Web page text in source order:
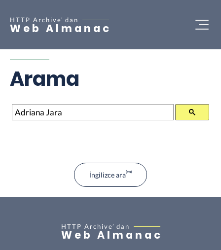
HTTP Archive’ dan
Web Almanac
Arama
Arama
İngilizce ara
HTTP Archive’ dan
Web Almanac